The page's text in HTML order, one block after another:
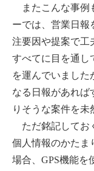
またこんな事例
ーでは、営業日報
注要因や提案で工
すべてに目を通し
を運んでいました
なる日報があれば
りそうな案件を未
ただ銘記してお
個人情報のかたま
場合、GPS機能を